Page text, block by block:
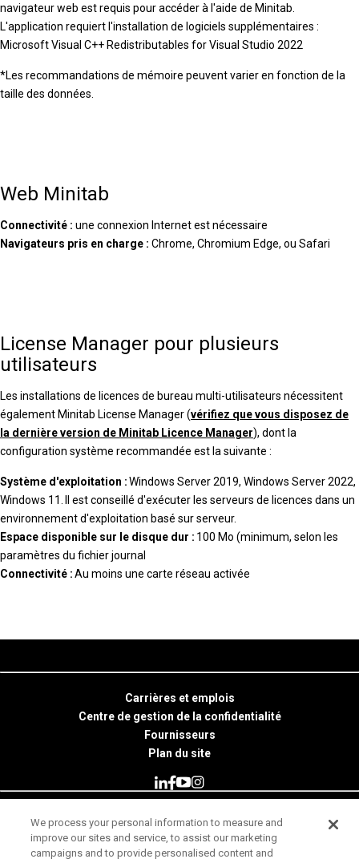
navigateur web est requis pour accéder à l'aide de Minitab.
L'application requiert l'installation de logiciels supplémentaires :
Microsoft Visual C++ Redistributables for Visual Studio 2022
*Les recommandations de mémoire peuvent varier en fonction de la
taille des données.
Web Minitab
Connectivité : une connexion Internet est nécessaire
Navigateurs pris en charge : Chrome, Chromium Edge, ou Safari
License Manager pour plusieurs
utilisateurs
Les installations de licences de bureau multi-utilisateurs nécessitent
également Minitab License Manager (vérifiez que vous disposez de
la dernière version de Minitab Licence Manager), dont la
configuration système recommandée est la suivante :
Système d'exploitation :Windows Server 2019, Windows Server 2022,
Windows 11. Il est conseillé d'exécuter les serveurs de licences dans un
environnement d'exploitation basé sur serveur.
Espace disponible sur le disque dur : 100 Mo (minimum, selon les
paramètres du fichier journal
Connectivité :Au moins une carte réseau activée
Carrières et emplois
Centre de gestion de la confidentialité
Fournisseurs
Plan du site
© 2026 Minitab, LLC. All Rights Reserved.
We process your personal information to measure and
improve our sites and service, to assist our marketing
campaigns and to provide personalised content and